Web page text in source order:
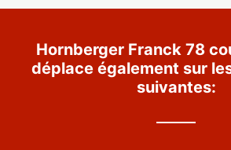
Hornberger Franck 78
déplace également sur
suivantes: